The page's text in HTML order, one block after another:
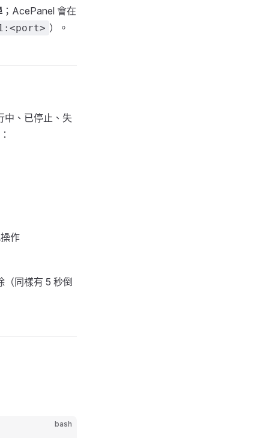
；AcePanel 會在
）。
中、已停止、失
作
同樣有 5 秒倒
bash